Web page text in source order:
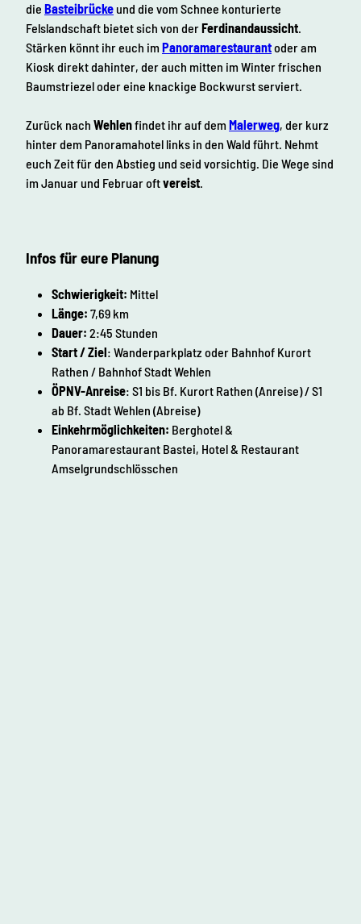
die Basteibrücke und die vom Schnee konturierte
Felslandschaft bietet sich von derFerdinandaussicht.
Stärken könnt ihr euch im Panoramarestaurantoder am
Kiosk direkt dahinter, der auch mitten im Winter frischen
Baumstriezel oder eine knackige Bockwurst serviert.
Zurück nach Wehlenfindet ihr auf dem Malerweg, der kurz
hinter dem Panoramahotel links in den Wald führt. Nehmt
euch Zeit für den Abstieg und seid vorsichtig. Die Wege sind
im Januar und Februar oftvereist.
Infos für eure Planung
Schwierigkeit: Mittel
Länge: 7,69 km
Dauer: 2:45 Stunden
Start / Ziel: Wanderparkplatz oder Bahnhof Kurort
Rathen / Bahnhof Stadt Wehlen
ÖPNV-Anreise: S1 bis Bf. Kurort Rathen (Anreise) / S1
ab Bf. Stadt Wehlen (Abreise)
Einkehrmöglichkeiten: Berghotel &
Panoramarestaurant Bastei, Hotel & Restaurant
Amselgrundschlösschen